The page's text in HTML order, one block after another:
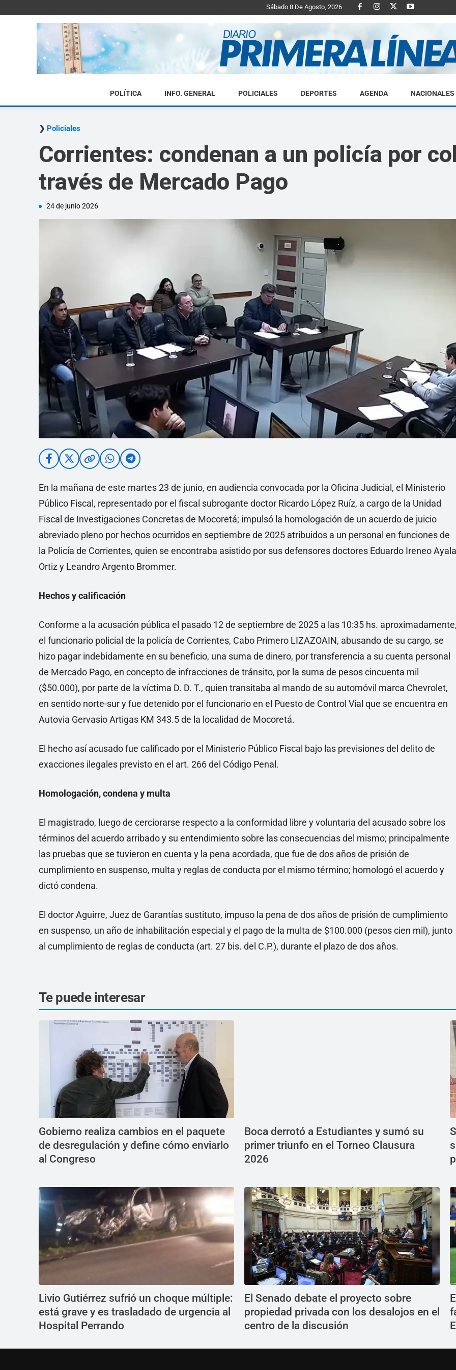
Sábado 8 De Agosto, 2026
Diario
Linea
POLÍTICA INFO. GENERAL POLICIALES DEPORTES AGENDA NACIONALES
Policiales
Corrientes: condenan a un policía por
través de Mercado Pago
24 de junio 2026
En la mañana de este martes 23 de junio, en audiencia convocada por la Oficina Judicial, el Ministerio
Público Fiscal, representado por el fiscal subrogante doctor Ricardo López Ruíz, a cargo de la Unidad
Fiscal de Investigaciones Concretas de Mocoretá; impulsó la homologación de un acuerdo de juicio
abreviado pleno por hechos ocurridos en septiembre de 2025 atribuidos a un personal en funciones de
la Policía de Corrientes, quien se encontraba asistido por sus defensores doctores Eduardo Ireneo Ayala
Ortiz y Leandro Argento Brommer.
Hechos y calificación
Conforme a la acusación pública el pasado 12 de septiembre de 2025 a las 10:35 hs.
el funcionario policial de la policía de Corrientes, Cabo Primero LIZAZOAIN, abusando de su cargo, se
hizo pagar indebidamente en su beneficio, una suma de dinero, por transferencia a su cuenta personal
de Mercado Pago, en concepto de infracciones de tránsito, por la suma de pesos cincuenta mil
($50.000), por parte de la víctima D. D. T., quien transitaba al mando de su automóvil marca Chevrolet,
en sentido norte-sur y fue detenido por el funcionario en el Puesto de Control Vial que se encuentra en
Autovia Gervasio Artigas KM 343.5 de la localidad de Mocoretá.
El hecho así acusado fue calificado por el Ministerio Público Fiscal bajo las previsiones del delito de
exacciones ilegales previsto en el art. 266 del Código Penal.
Homologación, condena y multa
El magistrado, luego de cerciorarse respecto a la conformidad libre y voluntaria del acusado sobre los
términos del acuerdo arribado y su entendimiento sobre las consecuencias del mismo; principalmente
las pruebas que se tuvieron en cuenta y la pena acordada, que fue de dos años de prisión de
cumplimiento en suspenso, multa y reglas de conducta por el mismo término; homologó el acuerdo y
dictó condena.
El doctor Aguirre, Juez de Garantías sustituto, impuso la pena de dos años de prisión de cumplimiento
en suspenso, un año de inhabilitación especial y el pago de la multa de $100.000 (pesos cien mil), junto
al cumplimiento de reglas de conducta (art. 27 bis. del C.P.), durante el plazo de dos años.
Te puede interesar
Gobierno realiza cambios en el paquete
de desregulación y define cómo enviarlo
al Congreso
Boca derrotó a Estudiantes y sumó su
primer triunfo en el Torneo Clausura
2026
Livio Gutiérrez sufrió un choque múltiple:
está grave y es trasladado de urgencia al
Hospital Perrando
El Senado debate el proyecto sobre
propiedad privada con los desalojos en el
centro de la discusión